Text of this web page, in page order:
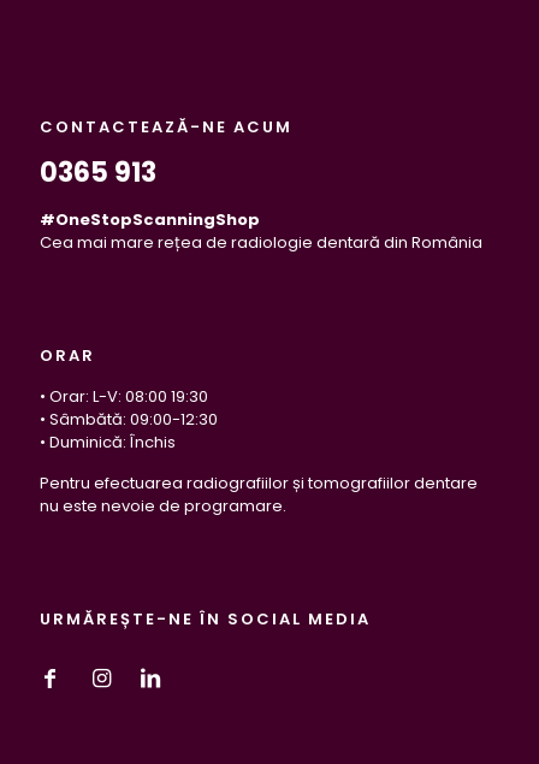
CONTACTEAZĂ-NE ACUM
0365 913
#OneStopScanningShop
Cea mai mare rețea de radiologie dentară din România
ORAR
• Orar: L-V: 08:00 19:30
• Sâmbătă: 09:00-12:30
• Duminică: Închis
Pentru efectuarea radiografiilor și tomografiilor dentare
nu este nevoie de programare.
URMĂREȘTE-NE ÎN SOCIAL MEDIA